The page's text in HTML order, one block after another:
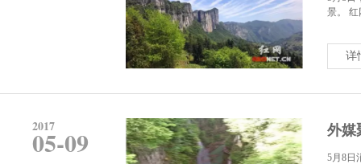
景。 红
详
2017
05-09 外媒
5月8日